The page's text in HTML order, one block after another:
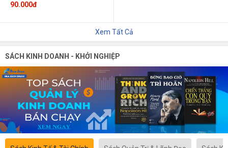
90.000đ
Xem Tất Cả
SÁCH KINH DOANH - KHỞI NGHIỆP